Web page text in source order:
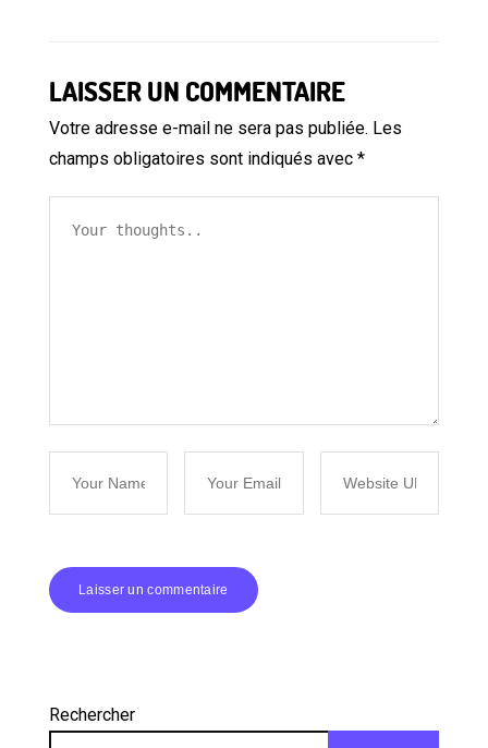
LAISSER UN COMMENTAIRE
Votre adresse e-mail ne sera pas publiée. Les
champs obligatoires sont indiqués avec *
Rechercher